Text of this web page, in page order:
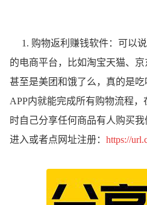
1. 购物返利赚钱软件：可以
的电商平台，比如淘宝天猫、京
甚至是美团和饿了么，真的是
APP内就能完成所有购物流程
时自己分享任何商品有人购买
进入或者点网址注册： https://